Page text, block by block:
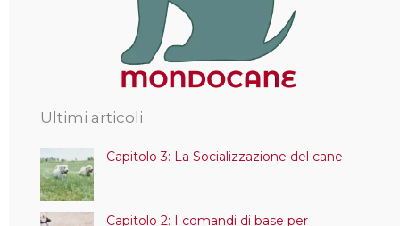
Ultimi articoli
Capitolo 3: La Socializzazione del cane
Capitolo 2: I comandi di base per